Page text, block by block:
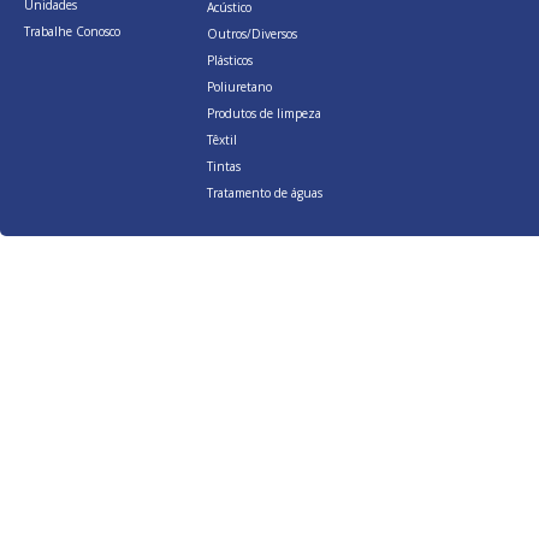
Unidades
Trabalhe Conosco
Acústico
Outros/Diversos
Plásticos
Poliuretano
Produtos de limpeza
Têxtil
Tintas
Tratamento de águas